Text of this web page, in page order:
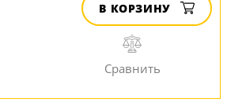
В КОРЗИНУ